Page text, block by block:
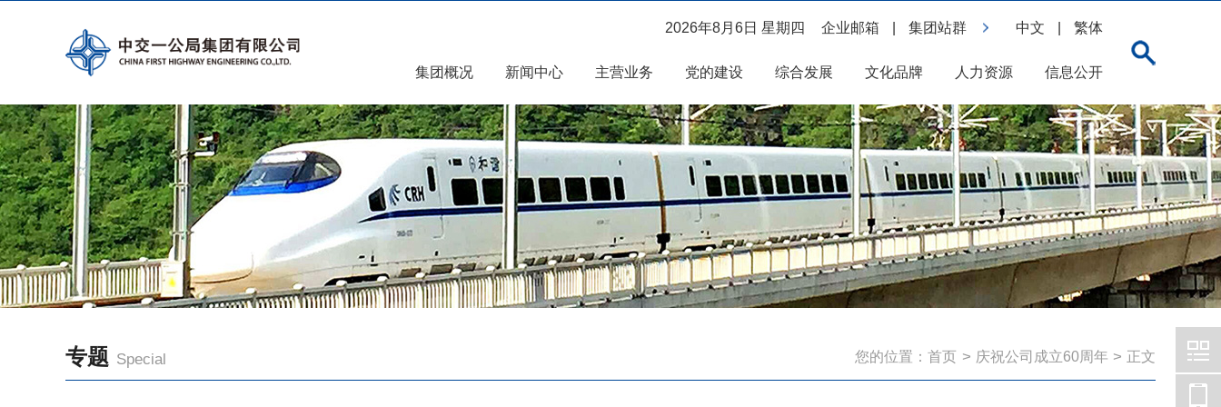
2026年8月6日 星期四 企业邮箱 集团站群 中文 繁体
集团概况 新闻中心 主营业务 党的建设 综合发展 文化品牌 人力资源 信息公开
专题 Special 您的位置： 首页 > 庆祝公司成立60周年 > 正文